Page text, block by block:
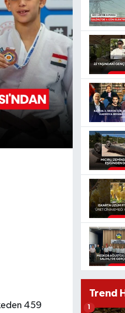
459
Trend
1